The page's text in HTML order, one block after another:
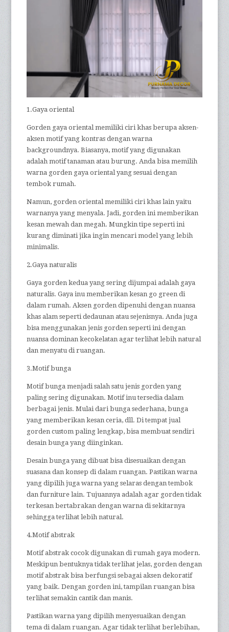
1.Gaya oriental
Gorden gaya oriental memiliki ciri khas berupa aksen-
aksen motif yang kontras dengan warna
backgroundnya. Biasanya, motif yang digunakan
adalah motif tanaman atau burung. Anda bisa memilih
warna gorden gaya oriental yang sesuai dengan
tembok rumah.
Namun, gorden oriental memiliki ciri khas lain yaitu
warnanya yang menyala. Jadi, gorden ini memberikan
kesan mewah dan megah. Mungkin tipe seperti ini
kurang diminati jika ingin mencari model yang lebih
minimalis.
2.Gaya naturalis
Gaya gorden kedua yang sering dijumpai adalah gaya
naturalis. Gaya inu memberikan kesan go green di
dalam rumah. Aksen gorden dipenuhi dengan nuansa
khas alam seperti dedaunan atau sejenisnya. Anda juga
bisa menggunakan jenis gorden seperti ini dengan
nuansa dominan kecokelatan agar terlihat lebih natural
dan menyatu di ruangan.
3.Motif bunga
Motif bunga menjadi salah satu jenis gorden yang
paling sering digunakan. Motif inu tersedia dalam
berbagai jenis. Mulai dari bunga sederhana, bunga
yang memberikan kesan ceria, dll. Di tempat jual
gorden custom paling lengkap, bisa membuat sendiri
desain bunga yang diinginkan.
Desain bunga yang dibuat bisa disesuaikan dengan
suasana dan konsep di dalam ruangan. Pastikan warna
yang dipilih juga warna yang selaras dengan tembok
dan furniture lain. Tujuannya adalah agar gorden tidak
terkesan bertabrakan dengan warna di sekitarnya
sehingga terlihat lebih natural.
4.Motif abstrak
Motif abstrak cocok digunakan di rumah gaya modern.
Meskipun bentuknya tidak terlihat jelas, gorden dengan
motif abstrak bisa berfungsi sebagai aksen dekoratif
yang baik. Dengan gorden ini, tampilan ruangan bisa
terlihat semakin cantik dan manis.
Pastikan warna yang dipilih menyesuaikan dengan
tema di dalam ruangan. Agar tidak terlihat berlebihan,